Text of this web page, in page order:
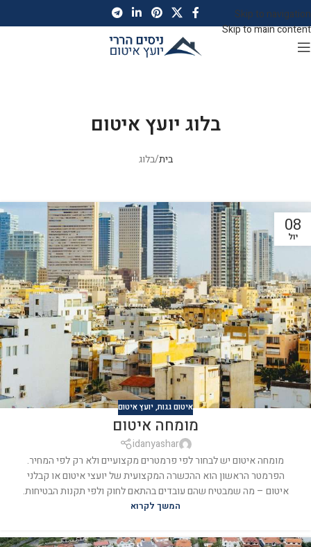
Skip to navigation
Skip to main content
בלוג יועץ איטום
בית בלוג
08
יול
איטום גגות,יועץ איטום
מומחה איטום
idanyashar
מומחה איטום יש לבחור לפי פרמטרים מקצועיים ולא רק לפי המחיר.
הפרמטר הראשון הוא ההכשרה המקצועית של יועצי איטום או קבלני
איטום – מה שמבטיח שהם עובדים בהתאם לחוק ולפי תקנות הבטיחות.
המשך לקרוא